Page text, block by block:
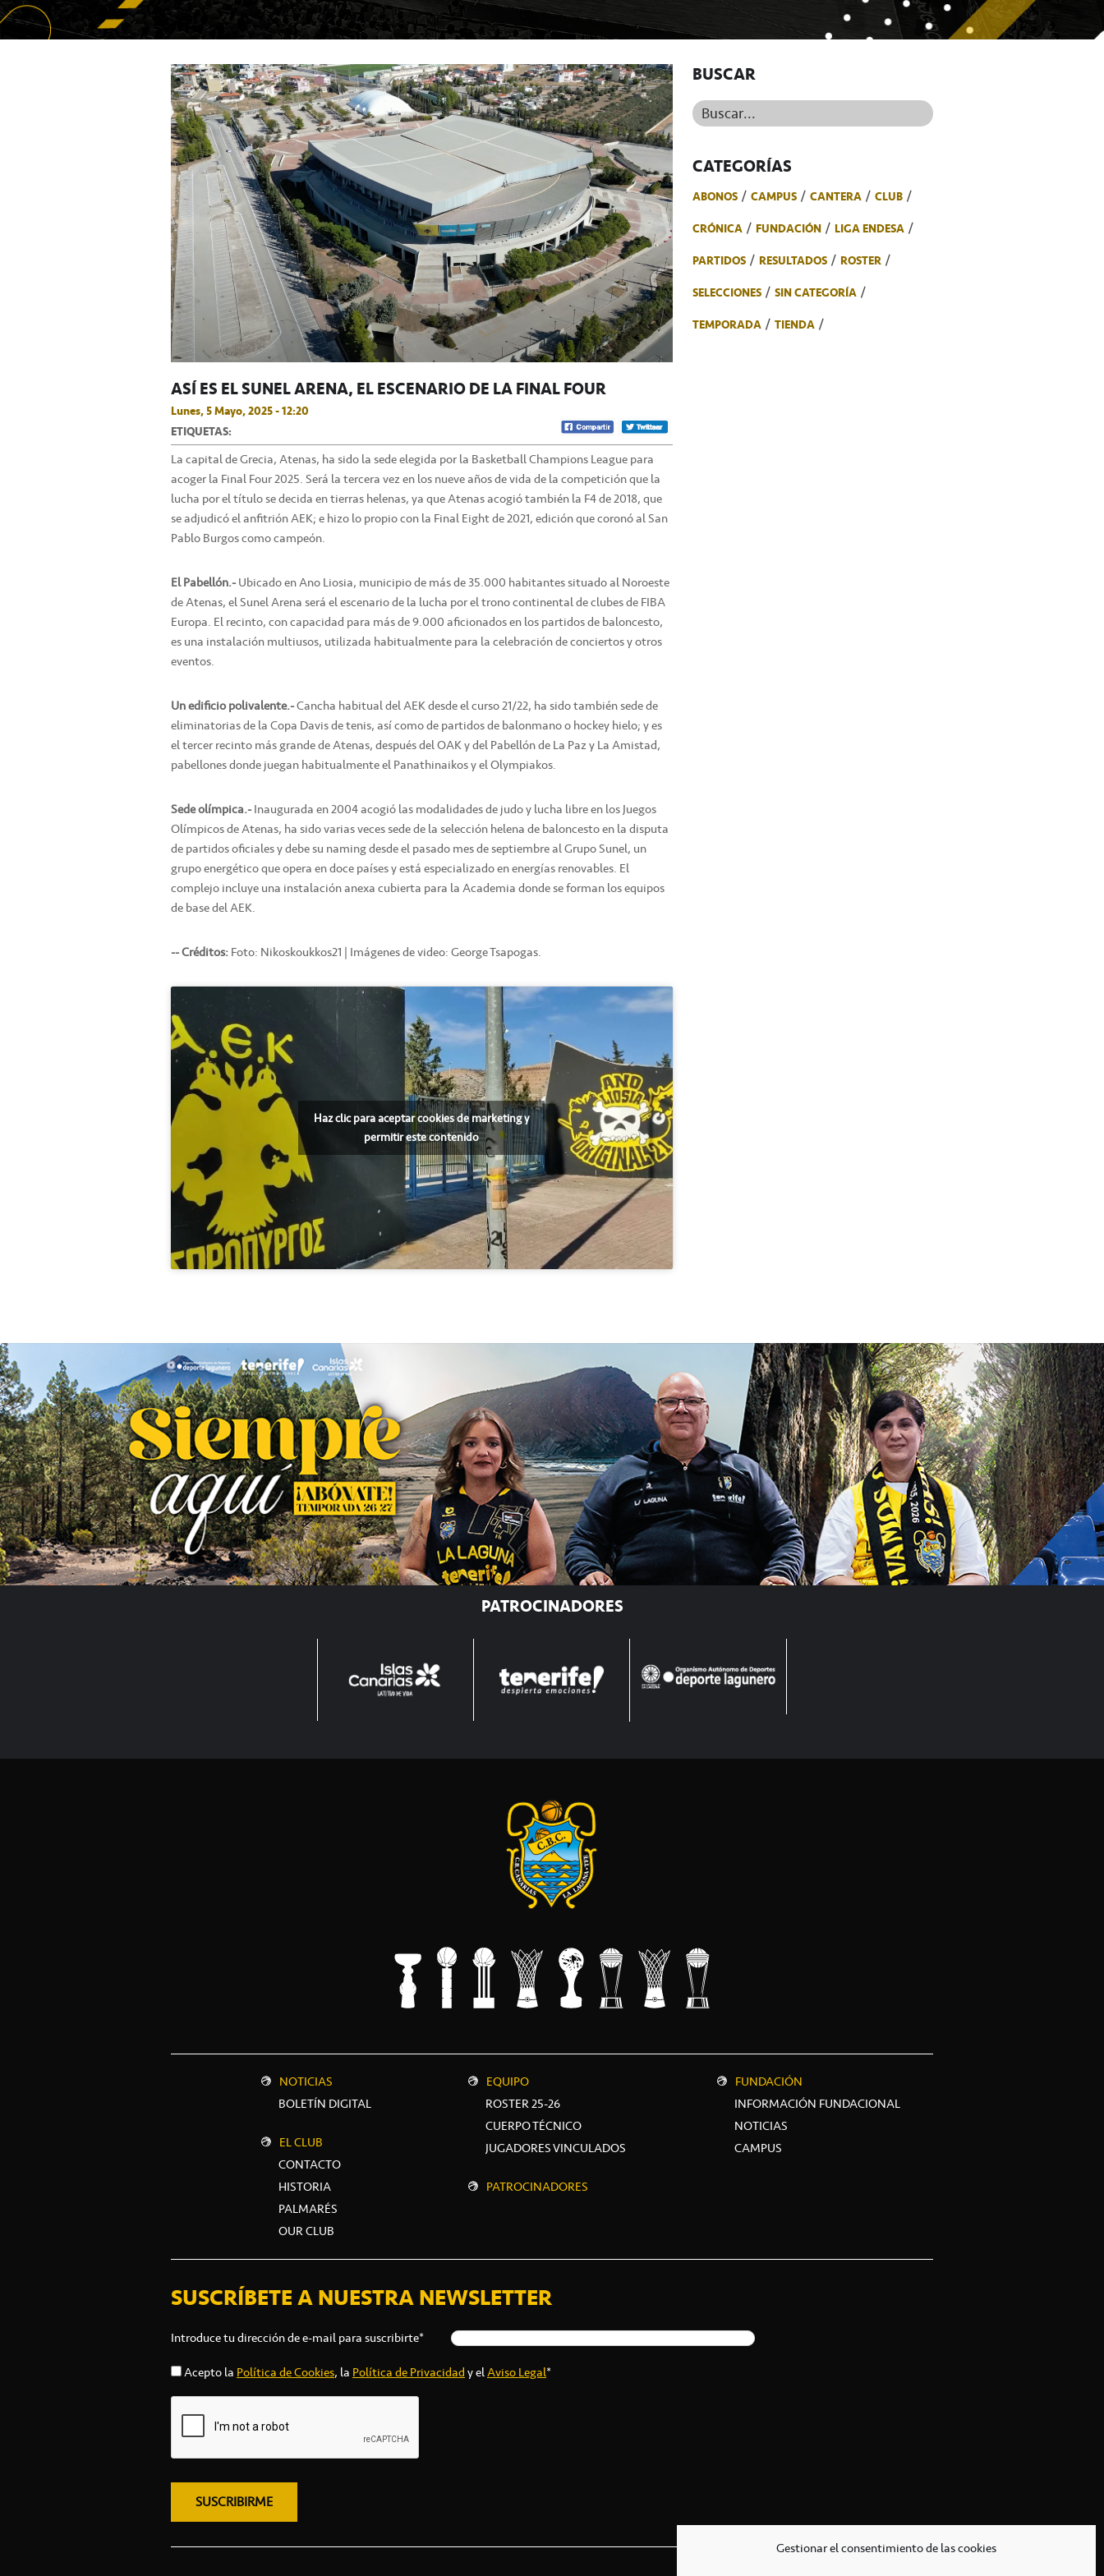
Gestionar el consentimiento de las cookies
ASÍ ES EL SUNEL ARENA, EL ESCENARIO DE LA FINAL FOUR
Lunes, 5 Mayo, 2025 - 12:20
ETIQUETAS:
La capital de Grecia, Atenas, ha sido la sede elegida por la Basketball Champions League para
acoger la Final Four 2025. Será la tercera vez en los nueve años de vida de la competición que la
lucha por el título se decida en tierras helenas, ya que Atenas acogió también la F4 de 2018, que
se adjudicó el anfitrión AEK; e hizo lo propio con la Final Eight de 2021, edición que coronó al San
Pablo Burgos como campeón.
El Pabellón.-Ubicado en Ano Liosia, municipio de más de 35.000 habitantes situado al Noroeste
de Atenas, el Sunel Arena será el escenario de la lucha por el trono continental de clubes de FIBA
Europa. El recinto, con capacidad para más de 9.000 aficionados en los partidos de baloncesto,
es una instalación multiusos, utilizada habitualmente para la celebración de conciertos y otros
eventos.
Un edificio polivalente.-Cancha habitual del AEK desde el curso 21/22, ha sido también sede de
eliminatorias de la Copa Davis de tenis, así como de partidos de balonmano o hockey hielo; y es
el tercer recinto más grande de Atenas, después del OAK y del Pabellón de La Paz y La Amistad,
pabellones donde juegan habitualmente el Panathinaikos y el Olympiakos.
Sede olímpica.-Inaugurada en 2004 acogió las modalidades de judo y lucha libre en los Juegos
Olímpicos de Atenas, ha sido varias veces sede de la selección helena de baloncesto en la disputa
de partidos oficiales y debe su naming desde el pasado mes de septiembre al Grupo Sunel, un
grupo energético que opera en doce países y está especializado en energías renovables. El
complejo incluye una instalación anexa cubierta para la Academia donde se forman los equipos
de base del AEK.
-- Créditos:Foto: Nikoskoukkos21 | Imágenes de video: George Tsapogas.
Haz clic para aceptar cookies de marketing y
permitir este contenido
BUSCAR
Buscar...
CATEGORÍAS
ABONOS CAMPUS CANTERA
CLUB
CRÓNICA
FUNDACIÓN
LIGA ENDESA
PARTIDOS
RESULTADOS
ROSTER
SELECCIONES
SIN CATEGORÍA
TEMPORADA
TIENDA
PATROCINADORES
NOTICIAS
BOLETÍN DIGITAL
EL CLUB
CONTACTO
HISTORIA
PALMARÉS
OUR CLUB
EQUIPO
ROSTER 25-26
CUERPO TÉCNICO
JUGADORES VINCULADOS
PATROCINADORES
FUNDACIÓN
INFORMACIÓN FUNDACIONAL
NOTICIAS
CAMPUS
SUSCRÍBETE A NUESTRA NEWSLETTER
Introduce tu dirección de e-mail para suscribirte*
Acepto la Política de Cookies, la Política de Privacidady elAviso Legal*